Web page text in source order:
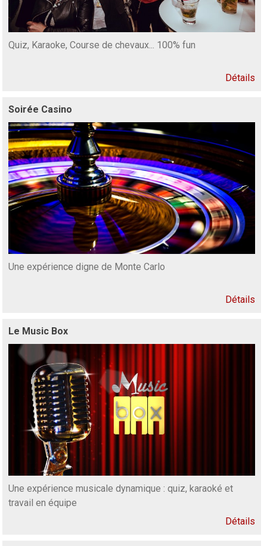
Quiz, Karaoke, Course de chevaux... 100% fun
Détails
Soirée Casino
Une expérience digne de Monte Carlo
Détails
Le Music Box
Une expérience musicale dynamique : quiz, karaoké et
travail en équipe
Détails